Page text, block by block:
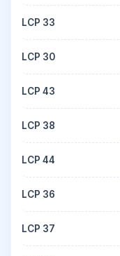
LCP 33
LCP 30
LCP 43
LCP 38
LCP 44
LCP 36
LCP 37